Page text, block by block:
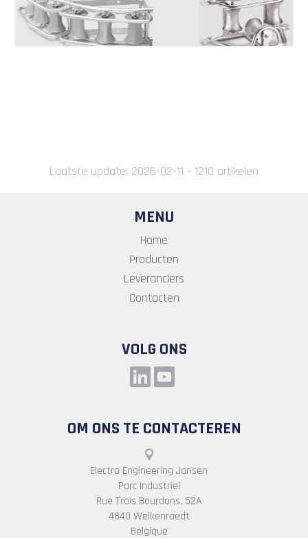
Laatste update: 2026-02-11 - 1210 artikelen
MENU
Home
Producten
Leveranciers
Contacten
VOLG ONS
OM ONS TE CONTACTEREN
Electro Engineering Jansen
Parc Industriel
Rue Trois Bourdons, 52A
4840 Welkenraedt
Belgique